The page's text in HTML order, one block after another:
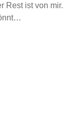
Rest ist von mir.